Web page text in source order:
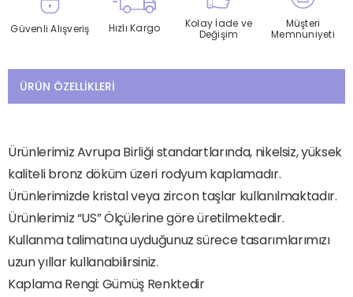
Güvenli Alışveriş Hızlı Kargo
Kolay İade ve
Değişim
Müşteri
Memnuniyeti
ÜRÜN ÖZELLIKLERI
Ürünlerimiz Avrupa Birliği standartlarında, nikelsiz, yüksek
kaliteli bronz döküm üzeri rodyum kaplamadır.
Ürünlerimizde kristal veya zircon taşlar kullanılmaktadır.
Ürünlerimiz “US” Ölçülerine göre üretilmektedir.
Kullanma talimatına uyduğunuz sürece tasarımlarımızı
uzun yıllar kullanabilirsiniz.
Kaplama Rengi: Gümüş Renktedir